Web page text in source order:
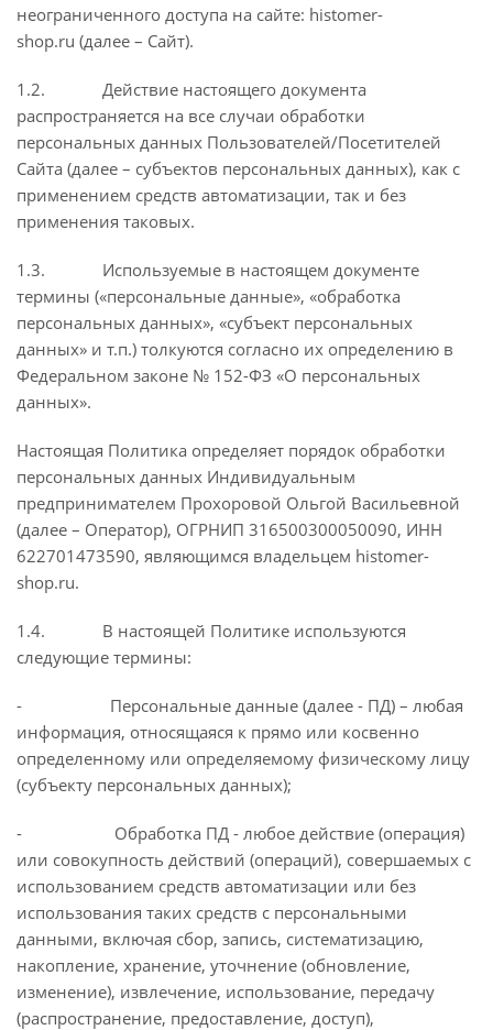
неограниченного доступа на сайте: histomer-
shop.ru (далее – Сайт).
1.2. Действие настоящего документа
распространяется на все случаи обработки
персональных данных Пользователей/Посетителей
Сайта (далее – субъектов персональных данных), как с
применением средств автоматизации, так и без
применения таковых.
1.3. Используемые в настоящем документе
термины («персональные данные», «обработка
персональных данных», «субъект персональных
данных» и т.п.) толкуются согласно их определению в
Федеральном законе № 152-ФЗ «О персональных
данных».
Настоящая Политика определяет порядок обработки
персональных данных Индивидуальным
предпринимателем Прохоровой Ольгой Васильевной
(далее – Оператор), ОГРНИП 316500300050090, ИНН
622701473590, являющимся владельцем histomer-
shop.ru.
1.4. В настоящей Политике используются
следующие термины:
- Персональные данные (далее - ПД) – любая
информация, относящаяся к прямо или косвенно
определенному или определяемому физическому лицу
(субъекту персональных данных);
- Обработка ПД - любое действие (операция)
или совокупность действий (операций), совершаемых с
использованием средств автоматизации или без
использования таких средств с персональными
данными, включая сбор, запись, систематизацию,
накопление, хранение, уточнение (обновление,
изменение), извлечение, использование, передачу
(распространение, предоставление, доступ),